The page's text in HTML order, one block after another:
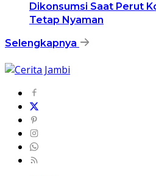
Dikonsumsi Saat Perut
Tetap Nyaman
Selengkapnya